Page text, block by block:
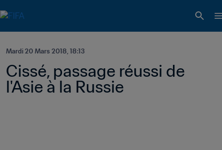
Mardi 20 Mars 2018, 18:13
Cissé, passage réussi de
l'Asie à la Russie